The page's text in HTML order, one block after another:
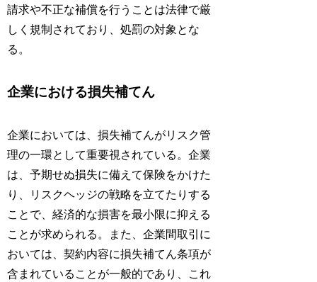
請求や不正な補償を行うことは法律で厳
しく規制されており、処罰の対象とな
る。
企業における損失補てん
企業においては、損失補てんがリスク管
理の一環として重要視されている。企業
は、予期せぬ損失に備えて保険をかけた
り、リスクヘッジの戦略を立てたりする
ことで、経済的な損害を最小限に抑える
ことが求められる。また、企業間取引に
おいては、契約内容に損失補てん条項が
含まれていることが一般的であり、これ